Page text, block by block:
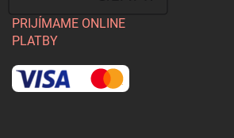
PRIJÍMAME ONLINE
PLATBY